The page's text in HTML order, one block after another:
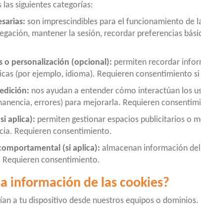
siguientes categorías:
son imprescindibles para el funcionamiento de
mantener la sesión, recordar preferencias
o personalización (opcional): permiten recordar
(por ejemplo, idioma). Requieren consentimiento
nos ayudan a entender cómo interactúan los
errores) para mejorarla. Requieren
aplica): permiten gestionar espacios publicitarios o
Requieren consentimiento.
(si aplica): almacenan información
consentimiento.
información de las cookies?
a tu dispositivo desde nuestros equipos o dominios.